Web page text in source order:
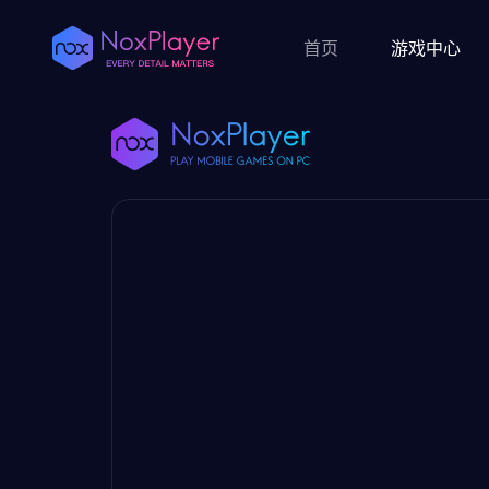
首页 游戏中心